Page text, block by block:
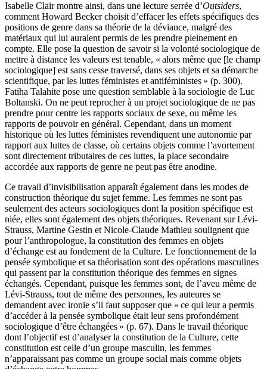
Isabelle Clair montre ainsi, dans une lecture serrée d’Outsiders,
comment Howard Becker choisit d’effacer les effets spécifiques des
positions de genre dans sa théorie de la déviance, malgré des
matériaux qui lui auraient permis de les prendre pleinement en
compte. Elle pose la question de savoir si la volonté sociologique de
mettre à distance les valeurs est tenable, « alors même que [le champ
sociologique] est sans cesse traversé, dans ses objets et sa démarche
scientifique, par les luttes féministes et antiféministes » (p. 300).
Fatiha Talahite pose une question semblable à la sociologie de Luc
Boltanski. On ne peut reprocher à un projet sociologique de ne pas
prendre pour centre les rapports sociaux de sexe, ou même les
rapports de pouvoir en général. Cependant, dans un moment
historique où les luttes féministes revendiquent une autonomie par
rapport aux luttes de classe, où certains objets comme l’avortement
sont directement tributaires de ces luttes, la place secondaire
accordée aux rapports de genre ne peut pas être anodine.
Ce travail d’invisibilisation apparaît également dans les modes de
construction théorique du sujet femme. Les femmes ne sont pas
seulement des acteurs sociologiques dont la position spécifique est
niée, elles sont également des objets théoriques. Revenant sur Lévi-
Strauss, Martine Gestin et Nicole-Claude Mathieu soulignent que
pour l’anthropologue, la constitution des femmes en objets
d’échange est au fondement de la Culture. Le fonctionnement de la
pensée symbolique et sa théorisation sont des opérations masculines
qui passent par la constitution théorique des femmes en signes
échangés. Cependant, puisque les femmes sont, de l’aveu même de
Lévi-Strauss, tout de même des personnes, les auteures se
demandent avec ironie s’il faut supposer que « ce qui leur a permis
d’accéder à la pensée symbolique était leur sens profondément
sociologique d’être échangées » (p. 67). Dans le travail théorique
dont l’objectif est d’analyser la constitution de la Culture, cette
constitution est celle d’un groupe masculin, les femmes
n’apparaissant pas comme un groupe social mais comme objets